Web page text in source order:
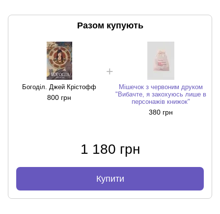
Разом купують
Богоділ. Джей Крістофф
800 грн
Мішечок з червоним друком
"Вибачте, я закохуюсь лише в
персонажів книжок"
380 грн
1 180 грн
Купити